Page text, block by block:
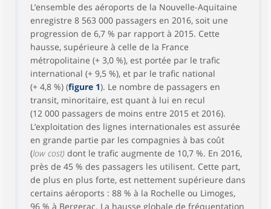
L’ensemble des aéroports de la Nouvelle-Aquitaine
enregistre 8 563 000 passagers en 2016, soit une
progression de 6,7 % par rapport à 2015. Cette
hausse, supérieure à celle de la France
métropolitaine (+ 3,0 %), est portée par le trafic
international (+ 9,5 %), et par le trafic national
(+ 4,8 %) (figure 1). Le nombre de passagers en
transit, minoritaire, est quant à lui en recul
(12 000 passagers de moins entre 2015 et 2016).
L’exploitation des lignes internationales est assurée
en grande partie par les compagnies à bas coût
(low cost) dont le trafic augmente de 10,7 %. En 2016,
près de 45 % des passagers les utilisent. Cette part,
de plus en plus forte, est nettement supérieure dans
certains aéroports : 88 % à la Rochelle ou Limoges,
96 % à Bergerac. La hausse globale de fréquentation